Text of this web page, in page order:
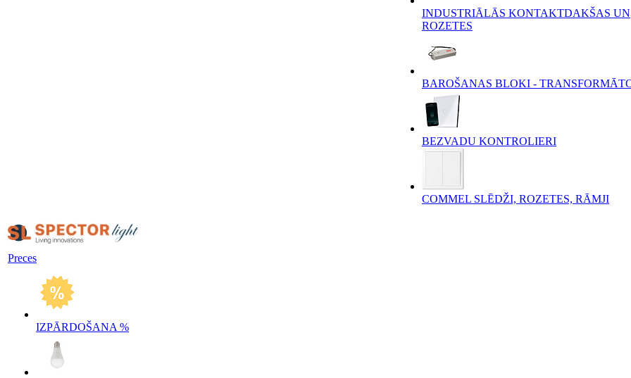
INDUSTRIĀLĀS KONTAKTDAKŠAS UN
ROZETES
BAROŠANAS BLOKI -
BEZVADU KONTROLIERI
COMMEL SLĒDŽI, ROZETES, RĀMJI
Preces
IZPĀRDOŠANA %